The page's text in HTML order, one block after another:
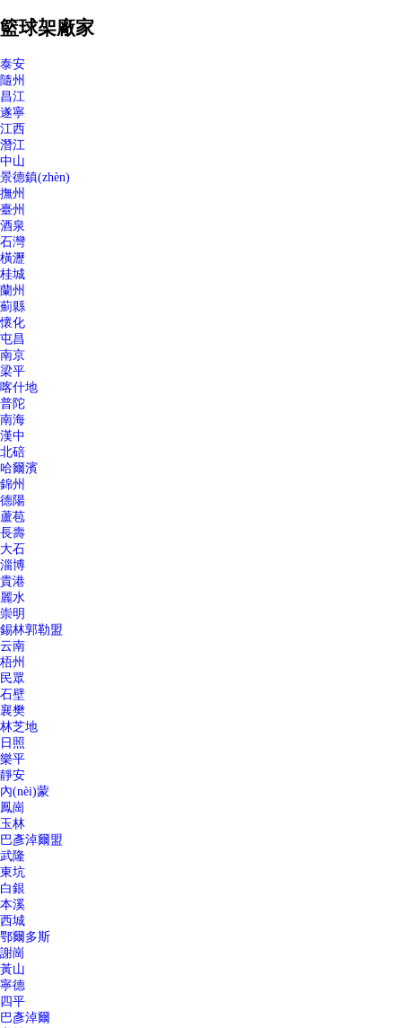
籃球架廠家
泰安
隨州
昌江
遂寧
江西
潛江
中山
景德鎮(zhèn)
撫州
臺州
酒泉
石灣
橫瀝
桂城
蘭州
薊縣
懷化
屯昌
南京
梁平
喀什地
普陀
南海
漢中
北碚
哈爾濱
錦州
德陽
蘆苞
長壽
大石
淄博
貴港
麗水
崇明
錫林郭勒盟
云南
梧州
民眾
石壁
襄樊
林芝地
日照
樂平
靜安
內(nèi)蒙
鳳崗
玉林
巴彥淖爾盟
武隆
東坑
白銀
本溪
西城
鄂爾多斯
謝崗
黃山
寧德
四平
巴彥淖爾